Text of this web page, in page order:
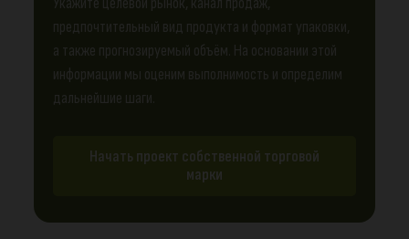
предпочтительный вид продукта и формат упаковки,
а также прогнозируемый объём. На основании этой
информации мы оценим выполнимость и определим
дальнейшие шаги.
Начать проект собственной торговой
марки